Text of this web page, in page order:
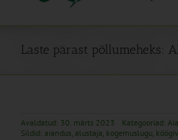
Laste pärast põllumeheks:
Avaldatud: 30. märts 2023 Kategooriad:
Sildid: aiandus, alustaja, kogemuslugu,